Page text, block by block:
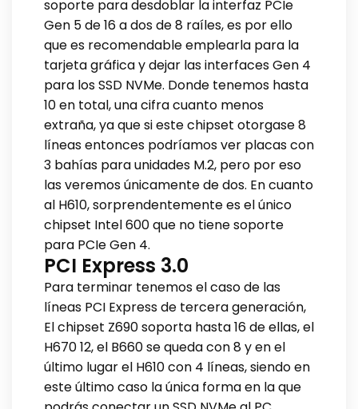
soporte para desdoblar la interfaz PCIe
Gen 5 de 16 a dos de 8 raíles, es por ello
que es recomendable emplearla para la
tarjeta gráfica y dejar las interfaces Gen 4
para los SSD NVMe. Donde tenemos hasta
10 en total, una cifra cuanto menos
extraña, ya que si este chipset otorgase 8
líneas entonces podríamos ver placas con
3 bahías para unidades M.2, pero por eso
las veremos únicamente de dos. En cuanto
al H610, sorprendentemente es el único
chipset Intel 600 que no tiene soporte
para PCIe Gen 4.
PCI Express 3.0
Para terminar tenemos el caso de las
líneas PCI Express de tercera generación,
El chipset Z690 soporta hasta 16 de ellas, el
H670 12, el B660 se queda con 8 y en el
último lugar el H610 con 4 líneas, siendo en
este último caso la única forma en la que